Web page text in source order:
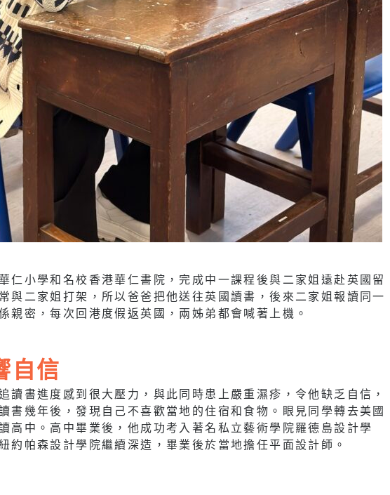
仁小學和名校香港華仁書院，完成中一課程後與二家姐遠赴英國留
與二家姐打架，所以爸爸把他送往英國讀書，後來二家姐報讀同一
親密，每次回港度假返英國，兩姊弟都會喊著上機。
自信
讀書進度感到很大壓力，與此同時患上嚴重濕疹，令他缺乏自信，
書幾年後，發現自己不喜歡當地的住宿和食物。眼見同學轉去美國
高中。高中畢業後，他成功考入著名私立藝術學院羅德島設計學
約帕森設計學院繼續深造，畢業後於當地擔任平面設計師。